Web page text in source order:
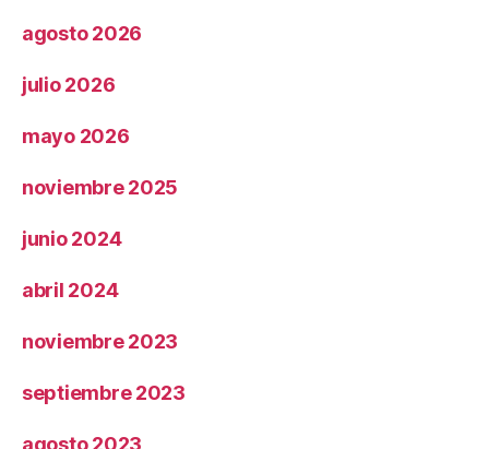
agosto 2026
julio 2026
mayo 2026
noviembre 2025
junio 2024
abril 2024
noviembre 2023
septiembre 2023
agosto 2023